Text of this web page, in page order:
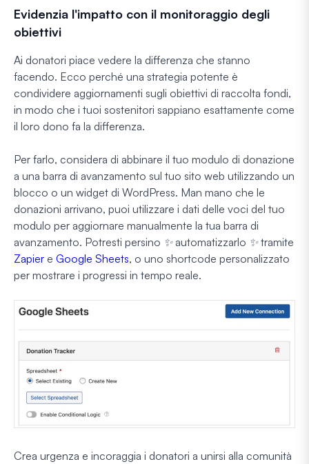
Evidenzia l'impatto con il monitoraggio degli
obiettivi
Ai donatori piace vedere la differenza che stanno
facendo. Ecco perché una strategia potente è
condividere aggiornamenti sugli obiettivi di raccolta fondi,
in modo che i tuoi sostenitori sappiano esattamente come
il loro dono fa la differenza.
Per farlo, considera di abbinare il tuo modulo di donazione
a una barra di avanzamento sul tuo sito web utilizzando un
blocco o un widget di WordPress. Man mano che le
donazioni arrivano, puoi utilizzare i dati delle voci del tuo
modulo per aggiornare manualmente la tua barra di
avanzamento. Potresti persino ✨ automatizzarlo ✨tramite
Zapier e Google Sheets, o uno shortcode personalizzato
per mostrare i progressi in tempo reale.
Crea urgenza e incoraggia i donatori a unirsi alla comunità